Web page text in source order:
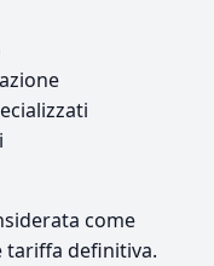
come
tariffa definitiva.